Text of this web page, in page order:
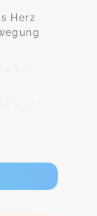
Herz
Uhr